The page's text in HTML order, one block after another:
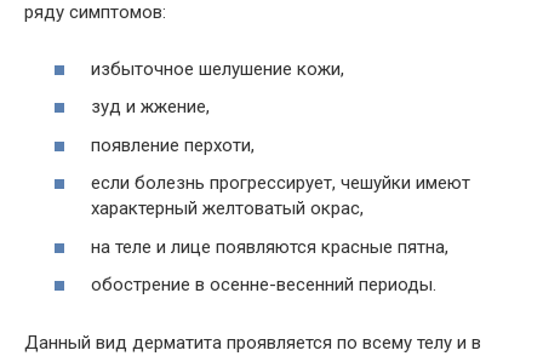
ряду симптомов:
избыточное шелушение кожи,
зуд и жжение,
появление перхоти,
если болезнь прогрессирует, чешуйки имеют
характерный желтоватый окрас,
на теле и лице появляются красные пятна,
обострение в осенне-весенний периоды.
Данный вид дерматита проявляется по всему телу и в